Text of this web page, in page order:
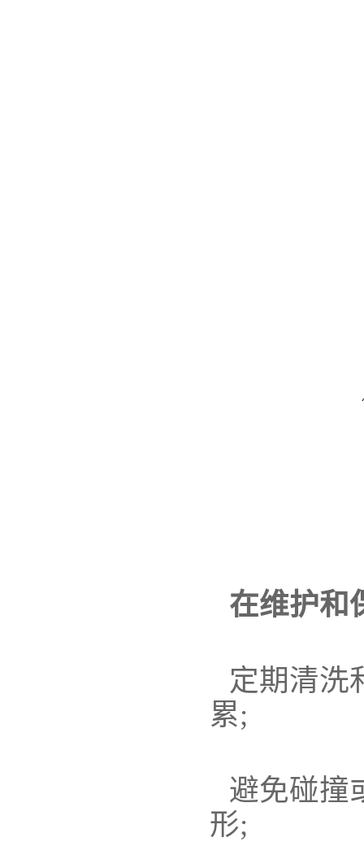
在维护和
定期清洗
累;
避免碰撞
形;